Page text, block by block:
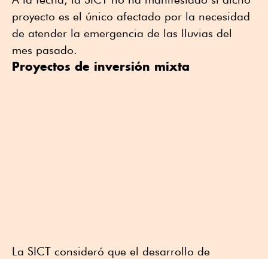
proyecto es el único afectado por la necesidad
de atender la emergencia de las lluvias del
mes pasado.
Proyectos de inversión mixta
La SICT consideró que el desarrollo de